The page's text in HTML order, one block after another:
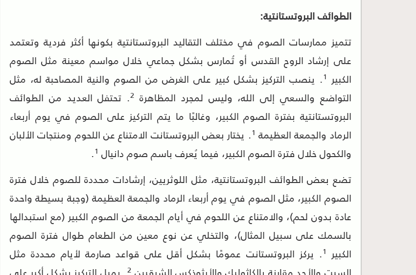
الطوائف البروتستانتية:
تتميز ممارسات الصوم في مختلف التقاليد البروتستانتية بكونها أكثر فردية وتعتمد
على إرشاد الروح القدس أو تُمارس بشكل جماعي خلال مواسم معينة مثل الصوم
الكبير 1. ينصب التركيز بشكل كبير على الغرض من الصوم والنية المصاحبة له، مثل
التواضع والسعي إلى الله، وليس لمجرد المظاهرة 2. تحتفل العديد من الطوائف
البروتستانتية بفترة الصوم الكبير، وغالبًا ما يتم التركيز على الصوم في يوم أربعاء
الرماد والجمعة العظيمة 1. يختار بعض البروتستانت الامتناع عن اللحوم ومنتجات الألبان
والكحول خلال فترة الصوم الكبير، فيما يُعرف باسم صوم دانيال 1
.
تضع بعض الطوائف البروتستانتية، مثل اللوثريين، إرشادات محددة للصوم خلال فترة
الصوم الكبير، مثل الصوم في يوم أربعاء الرماد والجمعة العظيمة (وجبة بسيطة واحدة
عادة بدون لحم)، والامتناع عن اللحوم في أيام الجمعة من الصوم الكبير (مع استبدالها
بالسمك على سبيل المثال)، والتخلي عن نوع معين من الطعام طوال فترة الصوم
الكبير 1. يركز البروتستانت عمومًا بشكل أقل على قواعد صارمة لأيام محددة مثل
2